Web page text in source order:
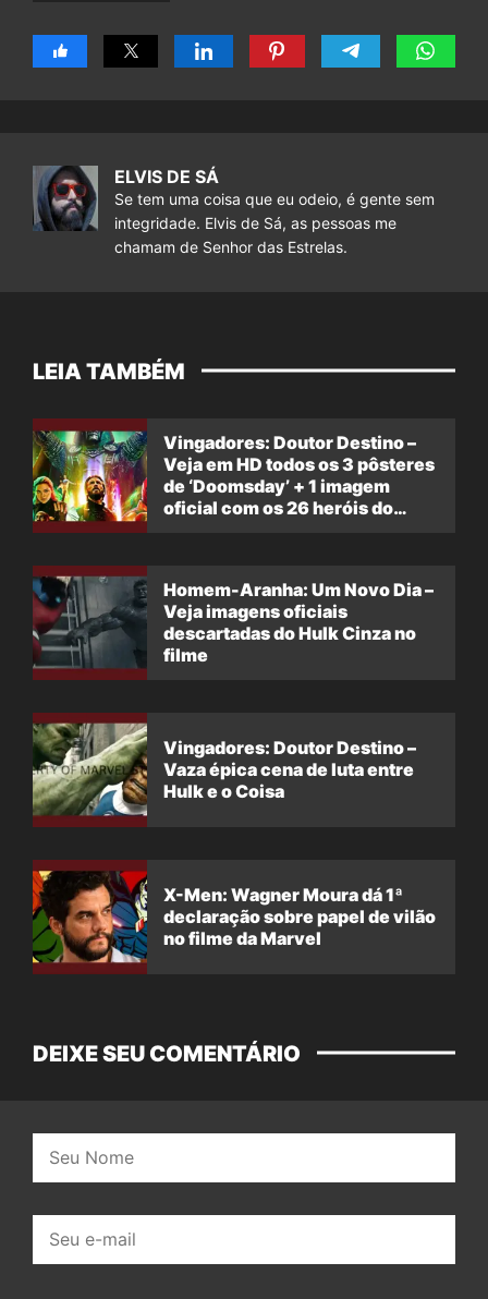
ELVIS DE SÁ
Se tem uma coisa que eu odeio, é gente sem
integridade. Elvis de Sá, as pessoas me
chamam de Senhor das Estrelas.
LEIA TAMBÉM
Vingadores: Doutor Destino –
Veja em HD todos os 3 pôsteres
de ‘Doomsday’ + 1 imagem
oficial com os 26 heróis do
Homem-Aranha: Um Novo Dia –
Veja imagens oficiais
descartadas do Hulk Cinza no
filme
Vingadores: Doutor Destino –
Vaza épica cena de luta entre
Hulk e o Coisa
X-Men: Wagner Moura dá 1ª
declaração sobre papel de vilão
no filme da Marvel
DEIXE SEU COMENTÁRIO
mail: